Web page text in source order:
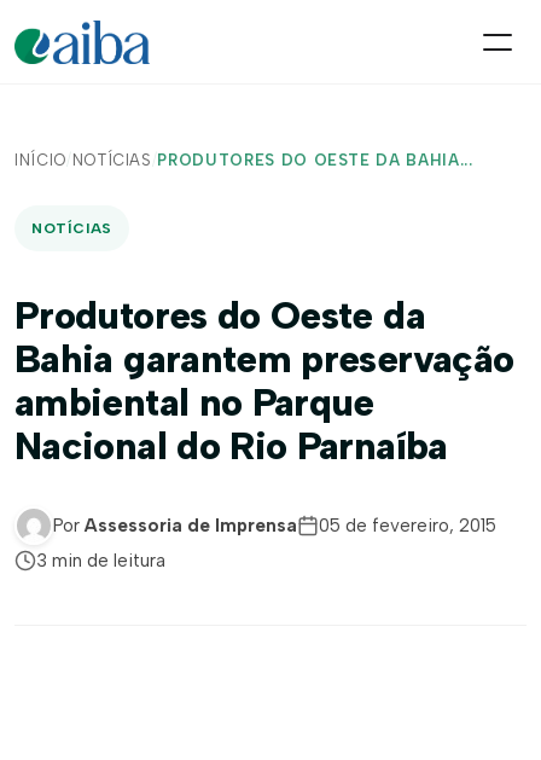
INÍCIO/ NOTÍCIAS / PRODUTORES DO OESTE DA BAHIA...
NOTÍCIAS
Produtores do Oeste da
Bahia garantem preservação
ambiental no Parque
Nacional do Rio Parnaíba
Por Assessoria de Imprensa
05 de fevereiro, 2015
3 min de leitura